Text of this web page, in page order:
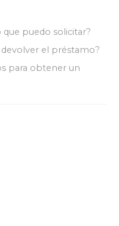
puedo solicitar?
el préstamo?
para obtener un